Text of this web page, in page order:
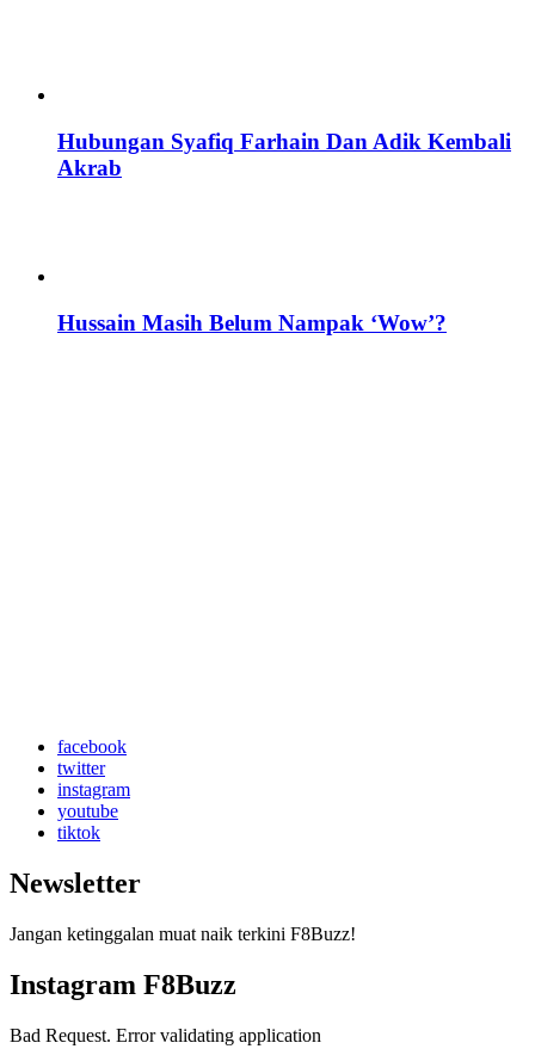
Hubungan Syafiq Farhain Dan Adik Kembali
Akrab
Hussain Masih Belum Nampak ‘Wow’?
facebook
twitter
instagram
youtube
tiktok
Newsletter
Jangan ketinggalan muat naik terkini F8Buzz!
Instagram F8Buzz
Bad Request. Error validating application